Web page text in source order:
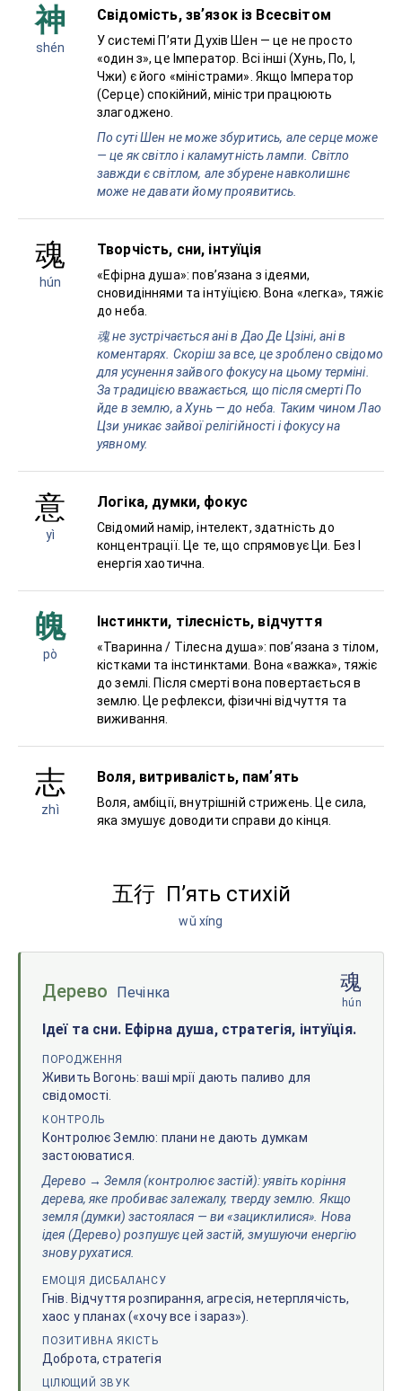
神
shén
Свідомість, звʼязок із Всесвітом
У системі Пʼяти Духів Шен — це не просто
«один з», це Імператор. Всі інші (Хунь, По, І,
Чжи) є його «міністрами». Якщо Імператор
(Серце) спокійний, міністри працюють
злагоджено.
По суті Шен не може збуритись, але серце може
— це як світло і каламутність лампи. Світло
завжди є світлом, але збурене навколишнє
може не давати йому проявитись.
魂
hún
Творчість, сни, інтуїція
«Ефірна душа»: повʼязана з ідеями,
сновидіннями та інтуїцією. Вона «легка», тяжіє
до неба.
魂 не зустрічається ані в Дао Де Цзіні, ані в
коментарях. Скоріш за все, це зроблено свідомо
для усунення зайвого фокусу на цьому терміні.
За традицією вважається, що після смерті По
йде в землю, а Хунь — до неба. Таким чином Лао
Цзи уникає зайвої релігійності і фокусу на
уявному.
意
yì
Логіка, думки, фокус
Свідомий намір, інтелект, здатність до
концентрації. Це те, що спрямовує Ци. Без І
енергія хаотична.
魄
pò
Інстинкти, тілесність, відчуття
«Тваринна / Тілесна душа»: повʼязана з тілом,
кістками та інстинктами. Вона «важка», тяжіє
до землі. Після смерті вона повертається в
землю. Це рефлекси, фізичні відчуття та
виживання.
志
zhì
Воля, витривалість, памʼять
Воля, амбіції, внутрішній стрижень. Це сила,
яка змушує доводити справи до кінця.
五行 Пʼять стихій
wǔ xíng
Дерево Печінка 魂
hún
Ідеї та сни. Ефірна душа, стратегія, інтуїція.
ПОРОДЖЕННЯ
Живить Вогонь: ваші мрії дають паливо для
свідомості.
КОНТРОЛЬ
Контролює Землю: плани не дають думкам
застоюватися.
Дерево → Земля (контролює застій): уявіть коріння
дерева, яке пробиває залежалу, тверду землю. Якщо
земля (думки) застоялася — ви «зациклилися». Нова
ідея (Дерево) розпушує цей застій, змушуючи енергію
знову рухатися.
ЕМОЦІЯ ДИСБАЛАНСУ
Гнів. Відчуття розпирання, агресія, нетерплячість,
хаос у планах («хочу все і зараз»).
ПОЗИТИВНА ЯКІСТЬ
Доброта, стратегія
ЦІЛЮЩИЙ ЗВУК